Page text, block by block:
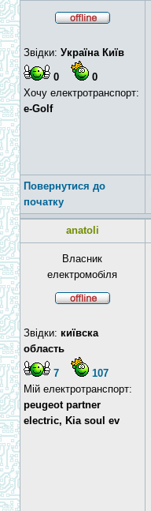
Звідки: Україна Київ
0
0
Хочу електротранспорт:
e-Golf
Повернутися до
початку
anatoli
Власник
електромобіля
Звідки: київска
область
7
107
Мій електротранспорт:
peugeot partner
electric, Kia soul ev